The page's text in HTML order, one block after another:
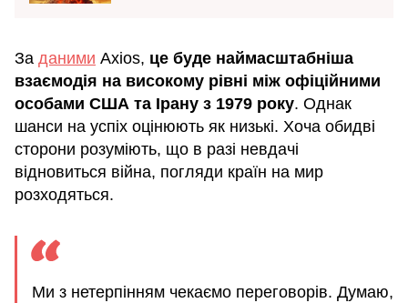
За даними Axios, це буде наймасштабніша
взаємодія на високому рівні між офіційними
особами США та Ірану з 1979 року. Однак
шанси на успіх оцінюють як низькі. Хоча обидві
сторони розуміють, що в разі невдачі
відновиться війна, погляди країн на мир
розходяться.
Ми з нетерпінням чекаємо переговорів. Думаю,